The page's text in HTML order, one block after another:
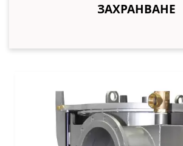
ЗАХРАНВАНЕ